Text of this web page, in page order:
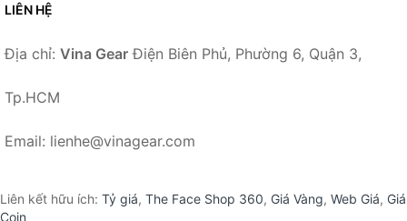
LIÊN HỆ
Địa chỉ: Vina Gear Điện Biên Phủ, Phường 6, Quận 3,
Tp.HCM
Email: lienhe@vinagear.com
Liên kết hữu ích: Tỷ giá, The Face Shop 360, Giá Vàng, Web Giá, Giá
Coin